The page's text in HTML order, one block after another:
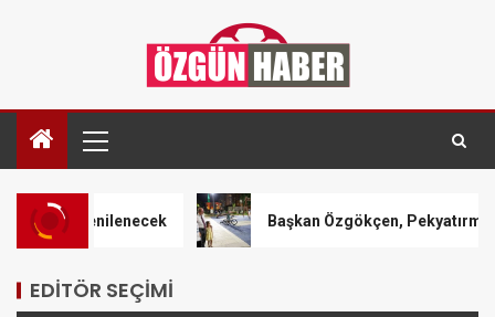
Başkan Özgökçen, Pekyatırmacı ve Bağcı
EDITÖR SEÇIMI